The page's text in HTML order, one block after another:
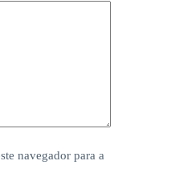
navegador para a